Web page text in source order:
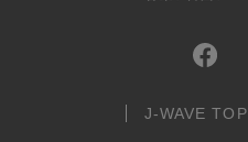
J-WAVE TOP